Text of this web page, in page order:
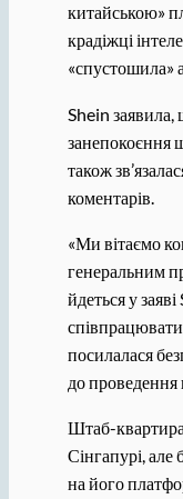
китайською»
крадіжці
«спустошила»
Shein заявила,
занепокоєння
також
коментарів.
«Ми вітаємо
генеральним
йдеться у
посилалася
до проведення
Штаб-квартира
Сінгапурі, але
на його